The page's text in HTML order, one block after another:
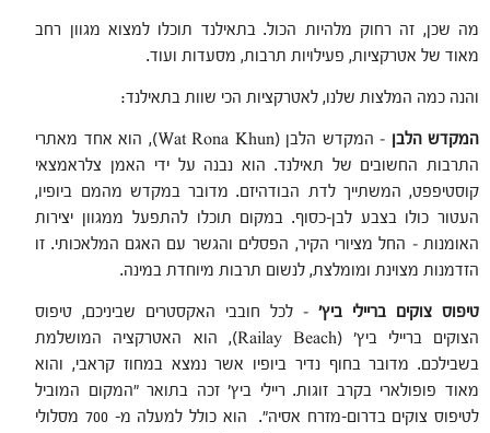
מה שכן, זה רחוק מלהיות הכול. בתאילנד תוכלו למצוא מגוון רחב
מאוד של אטרקציות, פעילויות תרבות, מסעדות ועוד.
והנה כמה המלצות שלנו, לאטרקציות הכי שוות בתאילנד:
המקדש הלבן
– המקדש הלבן (Wat Rona Khun), הוא אחד מאתרי
התרבות החשובים של תאילנד. הוא נבנה על ידי האמן צלראמצאי
קוסטיפפט, המשתייך לדת הבודהיזם. מדובר במקדש מהמם ביופיו,
העטור כולו בצבע לבן-כסוף. במקום תוכלו להתפעל ממגוון יצירות
האומנות – החל מציורי הקיר, הפסלים והגשר עם האגם המלאכותי. זו
הזדמנות מצוינת ומומלצת, לנשום תרבות מיוחדת במינה.
טיפוס צוקים בריילי ביץ'– לכל חובבי האקסטרים שביניכם, טיפוס
הצוקים בריילי ביץ' (Railay Beach), הוא האטרקציה המושלמת
בשבילכם. מדובר בחוף נדיר ביופיו אשר נמצא במחוז קראבי, והוא
מאוד פופולארי בקרב זוגות. ריילי ביץ' זכה בתואר "המקום המוביל
לטיפוס צוקים בדרום-מזרח אסיה". הוא כולל למעלה מ- 700 מסלולי